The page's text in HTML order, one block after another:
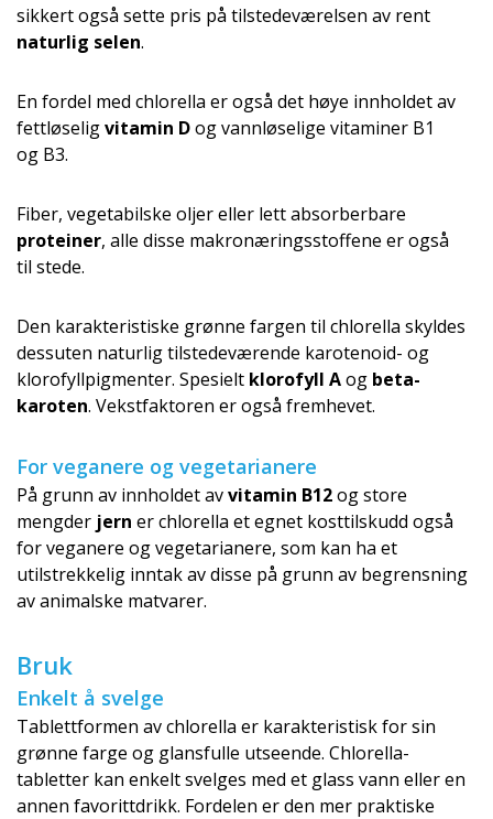
sikkert også sette pris på tilstedeværelsen av rent
naturlig selen.
En fordel med chlorella er også det høye innholdet av
fettløseligvitamin Dog vannløselige vitaminer B1
og B3.
Fiber, vegetabilske oljer eller lett absorberbare
proteiner, alle disse makronæringsstof­fene er også
til stede.
Den karakteristiske grønne fargen til chlorella skyldes
dessuten naturlig tilstedeværende karotenoid- og
klorofyllpigmenter. Spesielt klorofyll Aog beta-
karoten. Vekstfaktoren er også fremhevet.
For veganere og vegetarianere
På grunn av innholdet avvitamin B12og store
mengder jern er chlorella et egnet kosttilskudd også
for veganere og vegetarianere, som kan ha et
utilstrekkelig inntak av disse på grunn av begrensning
av animalske matvarer.
Bruk
Enkelt å svelge
Tablettformen av chlorella er karakteristisk for sin
grønne farge og glansfulle utseende. Chlorella-
tabletter kan enkelt svelges med et glass vann eller en
annen favorittdrikk. Fordelen er den mer praktiske